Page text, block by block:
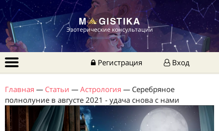
Эзотерические консультации
Регистрация Вход
Главная — Статьи — Астрология — Серебряное
полнолуние в августе 2021 - удача снова с нами